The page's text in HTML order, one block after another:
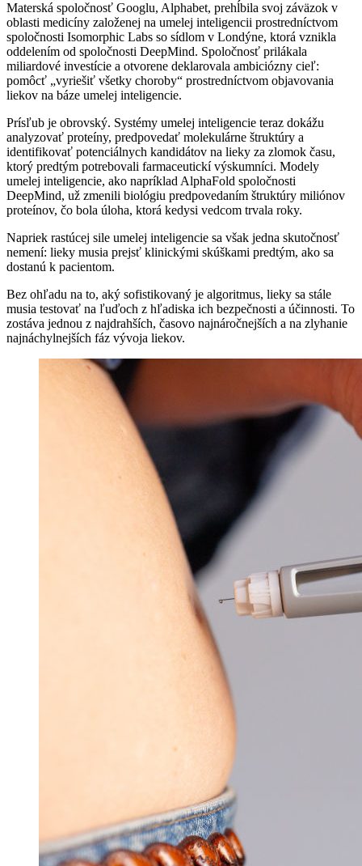
Materská spoločnosť Googlu, Alphabet, prehĺbila svoj záväzok v
oblasti medicíny založenej na umelej inteligencii prostredníctvom
spoločnosti Isomorphic Labs so sídlom v Londýne, ktorá vznikla
oddelením od spoločnosti DeepMind. Spoločnosť prilákala
miliardové investície a otvorene deklarovala ambiciózny cieľ:
pomôcť „vyriešiť všetky choroby“ prostredníctvom objavovania
liekov na báze umelej inteligencie.
Prísľub je obrovský. Systémy umelej inteligencie teraz dokážu
analyzovať proteíny, predpovedať molekulárne štruktúry a
identifikovať potenciálnych kandidátov na lieky za zlomok času,
ktorý predtým potrebovali farmaceutickí výskumníci. Modely
umelej inteligencie, ako napríklad AlphaFold spoločnosti
DeepMind, už zmenili biológiu predpovedaním štruktúry miliónov
proteínov, čo bola úloha, ktorá kedysi vedcom trvala roky.
Napriek rastúcej sile umelej inteligencie sa však jedna skutočnosť
nemení: lieky musia prejsť klinickými skúškami predtým, ako sa
dostanú k pacientom.
Bez ohľadu na to, aký sofistikovaný je algoritmus, lieky sa stále
musia testovať na ľuďoch z hľadiska ich bezpečnosti a účinnosti. To
zostáva jednou z najdrahších, časovo najnáročnejších a na zlyhanie
najnáchylnejších fáz vývoja liekov.